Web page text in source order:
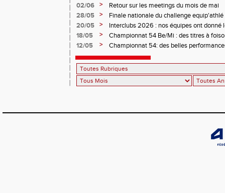
02/06
>
Retour sur les meetings du mois de mai
28/05
>
Finale nationale du challenge
minimes
20/05 >
Interclubs 2026 : nos équipes ont donné
18/05
>
Championnat 54 Be/Mi : des titres à
12/05
> Championnat 54: des belles